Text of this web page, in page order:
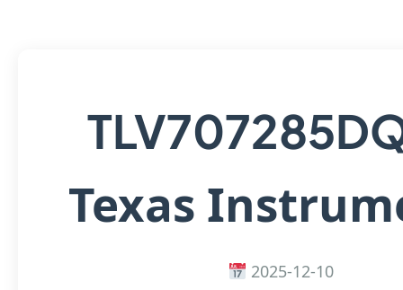
Texas
2025-12-10